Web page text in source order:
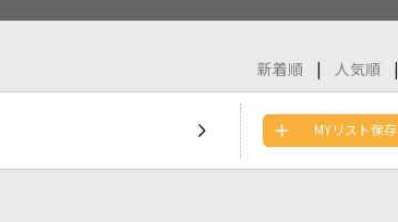
新着順
人気順
MYリスト保存